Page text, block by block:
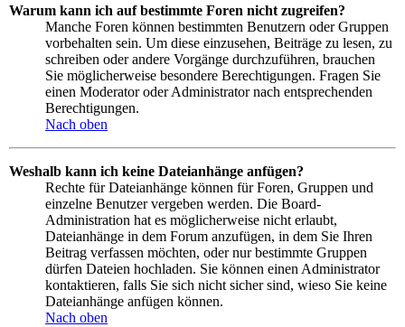
Warum kann ich auf bestimmte Foren nicht zugreifen?
Manche Foren können bestimmten Benutzern oder Gruppen
vorbehalten sein. Um diese einzusehen, Beiträge zu lesen, zu
schreiben oder andere Vorgänge durchzuführen, brauchen
Sie möglicherweise besondere Berechtigungen. Fragen Sie
einen Moderator oder Administrator nach entsprechenden
Berechtigungen.
Nach oben
Weshalb kann ich keine Dateianhänge anfügen?
Rechte für Dateianhänge können für Foren, Gruppen und
einzelne Benutzer vergeben werden. Die Board-
Administration hat es möglicherweise nicht erlaubt,
Dateianhänge in dem Forum anzufügen, in dem Sie Ihren
Beitrag verfassen möchten, oder nur bestimmte Gruppen
dürfen Dateien hochladen. Sie können einen Administrator
kontaktieren, falls Sie sich nicht sicher sind, wieso Sie keine
Dateianhänge anfügen können.
Nach oben